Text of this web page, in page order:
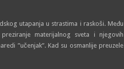
utapanja u strastima i raskoši. Među
materijalnog sveta i njegovih
”učenjak”. Kad su osmanlije preuzele